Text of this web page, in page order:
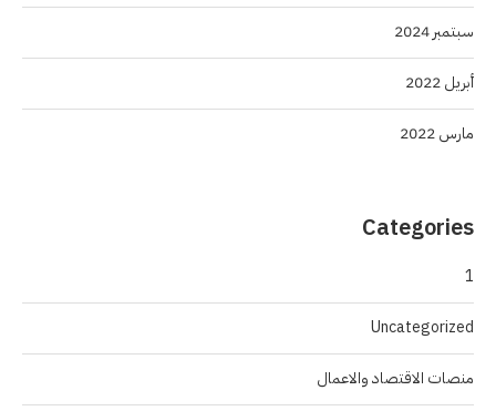
سبتمبر 2024
أبريل 2022
مارس 2022
Categories
1
Uncategorized
منصات الاقتصاد والاعمال